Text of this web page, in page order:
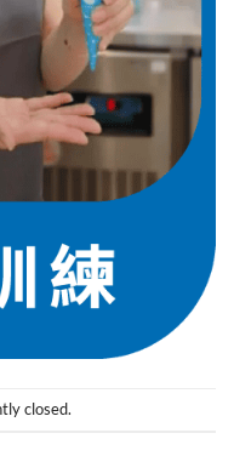
closed.